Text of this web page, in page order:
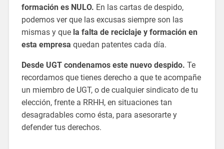
formación es NULO. En las cartas de despido,
podemos ver que las excusas siempre son las
mismas y que la falta de reciclaje y formación en
esta empresa quedan patentes cada día.
Desde UGTcondenamos este nuevo despido. Te
recordamos que tienes derecho a que te acompañe
un miembro de UGT, o de cualquier sindicato de tu
elección, frente a RRHH, en situaciones tan
desagradables como ésta, para asesorarte y
defender tus derechos.